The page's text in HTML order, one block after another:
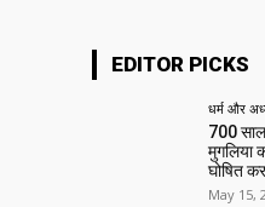
EDITOR PICKS
धर्म और
700
मुगलिया
घोषित
May 15,